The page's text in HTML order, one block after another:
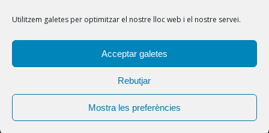
Utilitzem galetes per optimitzar el nostre lloc web i el nostre servei.
Acceptar galetes
Rebutjar
Mostra les preferències
14:30 – 19:00
Política de privacidad